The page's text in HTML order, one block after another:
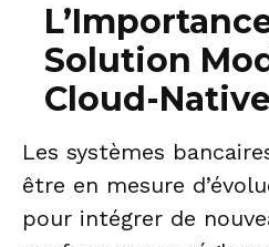
Solution
Cloud-Native
Les systèmes
être en mesure
pour intégrer de